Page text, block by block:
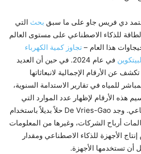
اعتمد دي فريس جاو على ما سبق بحث التي
للذكاء الاصطناعي على مستوى العالم
تجاوز كمية الكهرباء
في عام 2024. في حين أن العديد
عن الأرقام الإجمالية لانبعاثاتها
للمياه في تقارير الاستدامة السنوية،
هذه الأرقام لإظهار عدد الموارد التي
يستهلكها الذكاء الاصطناعي. وجد De Vries-Gao حلاً بديلاً باستخدام
أرباح الشركات، وغيرها من المعلومات
الأجهزة للذكاء الاصطناعي ومقدار
أن تستخدمها الأجهزة.